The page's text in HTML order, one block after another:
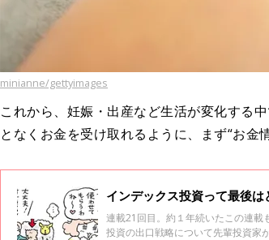
minianne/gettyimages
これから、妊娠・出産など生活が変化する
となくお金を受け取れるように、まず“お金
インデックス投資って最後
連載21回目。約１年続いたこの連載
投資の出口戦略について先輩投資家が解説します。 将来のお金が不安。投資